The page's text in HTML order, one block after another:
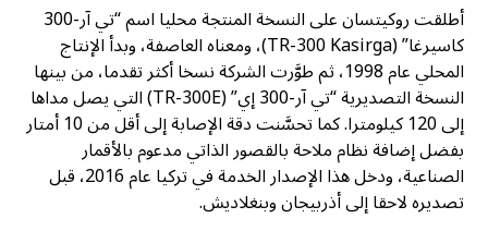
أطلقت روكيتسان على النسخة المنتجة محليا اسم “تي آر-300
كاسيرغا” (TR-300 Kasirga)، ومعناه العاصفة، وبدأ الإنتاج
المحلي عام 1998، ثم طوَّرت الشركة نسخا أكثر تقدما، من بينها
النسخة التصديرية “تي آر-300 إي” (TR-300E) التي يصل مداها
إلى 120 كيلومترا. كما تحسَّنت دقة الإصابة إلى أقل من 10 أمتار
بفضل إضافة نظام ملاحة بالقصور الذاتي مدعوم بالأقمار
الصناعية، ودخل هذا الإصدار الخدمة في تركيا عام 2016، قبل
تصديره لاحقا إلى أذربيجان وبنغلاديش.